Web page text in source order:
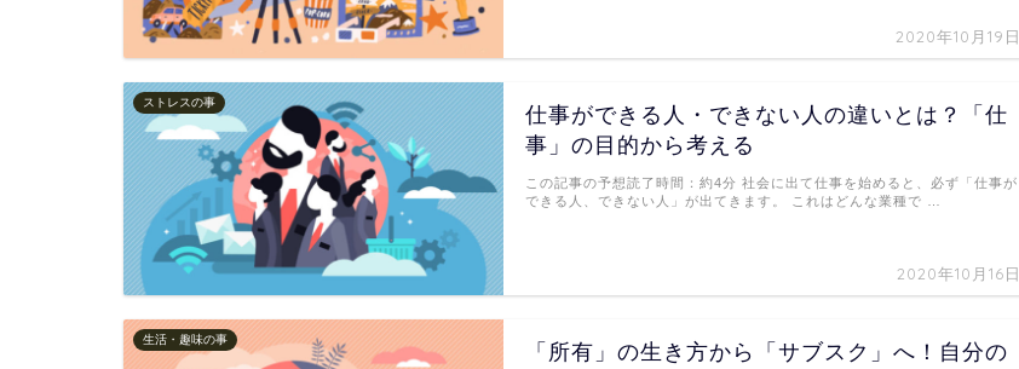
2020年10月19日
ストレスの事
仕事ができる人・できない人の違いとは？「仕
事」の目的から考える
2020年10月16日
この記事の予想読了時間：約4分 社会に出て仕事を始めると、必ず「仕事が
できる人、できない人」が出てきます。 これはどんな業種で …
生活・趣味の事
「所有」の生き方から「サブスク」へ！自分の